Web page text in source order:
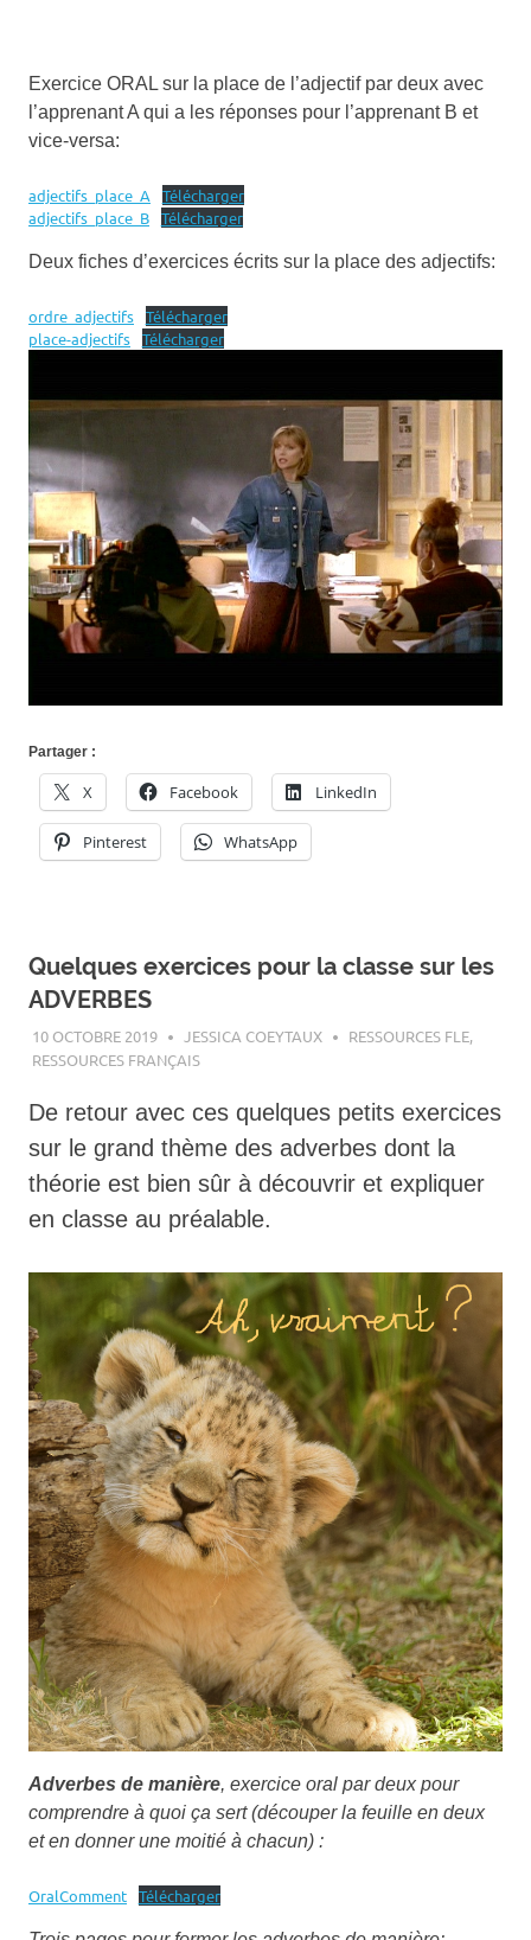
Exercice ORAL sur la place de l’adjectif par deux avec
l’apprenant A qui a les réponses pour l’apprenant B et
vice-versa:
adjectifs_place_A Télécharger
adjectifs_place_B Télécharger
Deux fiches d’exercices écrits sur la place des adjectifs:
ordre_adjectifs Télécharger
place-adjectifs Télécharger
Partager :
X Facebook LinkedIn
Pinterest WhatsApp
Quelques exercices pour la classe sur les
ADVERBES
10 OCTOBRE 2019 JESSICA COEYTAUX RESSOURCES FLE,
RESSOURCES FRANÇAIS
De retour avec ces quelques petits exercices
sur le grand thème des adverbes dont la
théorie est bien sûr à découvrir et expliquer
en classe au préalable.
Adverbes de manière, exercice oral par deux pour
comprendre à quoi ça sert (découper la feuille en deux
et en donner une moitié à chacun) :
OralComment Télécharger